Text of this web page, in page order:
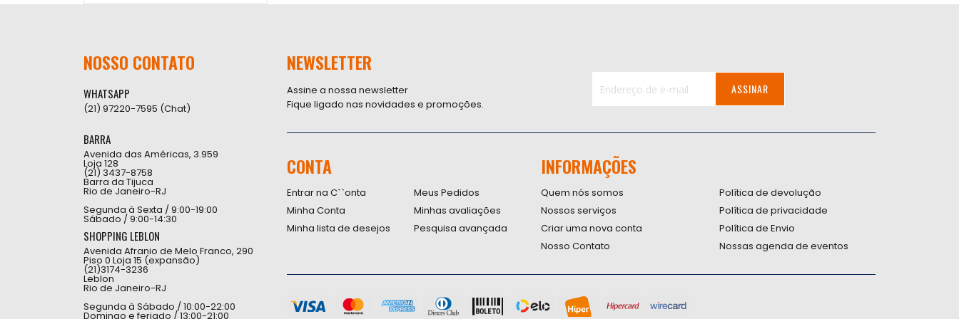
NOSSO CONTATO
WHATSAPP
(21) 97220-7595 (Chat)
BARRA
Avenida das Américas, 3.959
Loja 128
(21) 3437-8758
Barra da Tijuca
Rio de Janeiro-RJ
Segunda à Sexta / 9:00-19:00
Sábado / 9:00-14:30
SHOPPING LEBLON
Avenida Afranio de Melo Franco, 290
Piso 0 Loja 15 (expansão)
(21)3174-3236
Leblon
Rio de Janeiro-RJ
Segunda à Sábado / 10:00-22:00
Domingo e feriado / 13:00-21:00
NEWSLETTER
Assine a nossa newsletter
Fique ligado nas novidades e promoções.
nossa
Newsletter:
ASSINAR
CONTA
Entrar na C``onta
Minha Conta
Minha lista de desejos
Meus Pedidos
Minhas avaliações
Pesquisa avançada
INFORMAÇÕES
Quem nós somos
Nossos serviços
Criar uma nova conta
Nosso Contato
Política de devolução
Política de privacidade
Política de Envio
Nossas agenda de eventos